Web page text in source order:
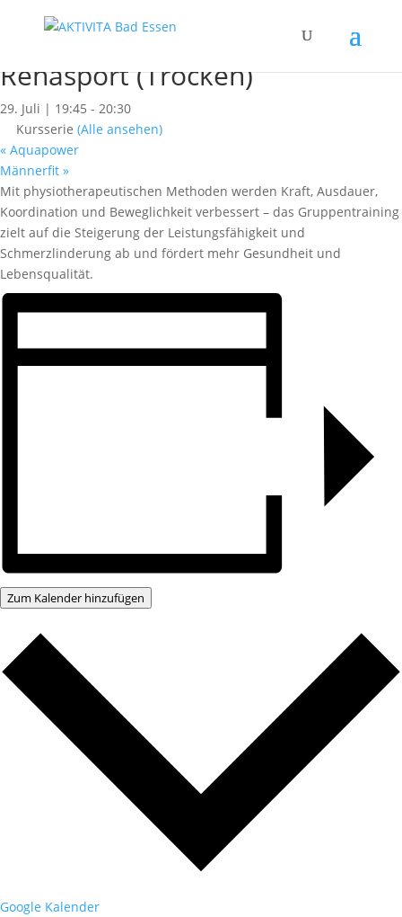
« Alle Kurse
Rehasport (Trocken)
29. Juli | 19:45 - 20:30
Kursserie (Alle ansehen)
« Aquapower
Männerfit »
Mit physiotherapeutischen Methoden werden Kraft, Ausdauer,
Koordination und Beweglichkeit verbessert – das Gruppentraining
zielt auf die Steigerung der Leistungsfähigkeit und
Schmerzlinderung ab und fördert mehr Gesundheit und
Lebensqualität.
Zum Kalender hinzufügen
Google Kalender